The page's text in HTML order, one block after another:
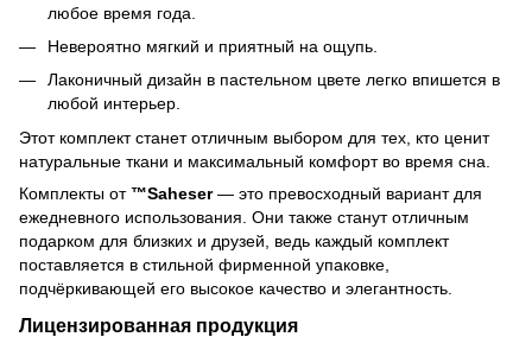
любое время года.
Невероятно мягкий и приятный на ощупь.
Лаконичный дизайн в пастельном цвете легко впишется в
любой интерьер.
Этот комплект станет отличным выбором для тех, кто ценит
натуральные ткани и максимальный комфорт во время сна.
Комплекты от™Saheser— это превосходный вариант для
ежедневного использования. Они также станут отличным
подарком для близких и друзей, ведь каждый комплект
поставляется в стильной фирменной упаковке,
подчёркивающей его высокое качество и элегантность.
Лицензированная продукция